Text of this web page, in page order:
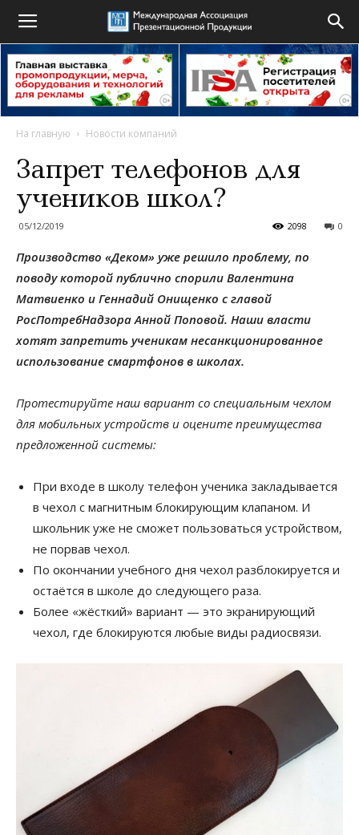
На главную Новости компаний
Запрет телефонов для
учеников школ?
05/12/2019 0
2098
Производство «Деком» уже решило проблему, по
поводу которой публично спорили Валентина
Матвиенко и Геннадий Онищенко с главой
РосПотребНадзора Анной Поповой. Наши власти
хотят запретить ученикам несанкционированное
использование смартфонов в школах.
Протестируйте наш вариант со специальным чехлом
для мобильных устройств и оцените преимущества
предложенной системы:
При входе в школу телефон ученика закладывается
в чехол с магнитным блокирующим клапаном. И
школьник уже не сможет пользоваться устройством,
не порвав чехол.
По окончании учебного дня чехол разблокируется и
остаётся в школе до следующего раза.
Более «жёсткий» вариант — это экранирующий
чехол, где блокируются любые виды радиосвязи.